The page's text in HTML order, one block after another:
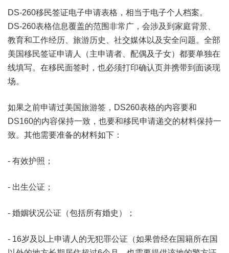
DS-260移民签证电子申请表格，相当于电子个人档案。
DS-260表格信息覆盖的范围非常广，会涉及到家庭背景、
教育和工作经历、旅游历史、社交媒体以及安全问题。全部
美国移民签证申请人（主申请者、配偶及子女）都要单独在
线填写。在移民面签时，也必须打印确认页并携带到面谈现
场。
如果之前申请过美国旅游签，DS260表格的内容要和
DS160的内容保持一致，也要和移民申请递交的材料保持一
致。其他需要准备的材料如下：
- 有效护照；
- 出生公证；
- 婚姻状况公证（包括所有婚史）；
- 16岁及以上申请人的无犯罪公证（如果曾经在国籍所在国